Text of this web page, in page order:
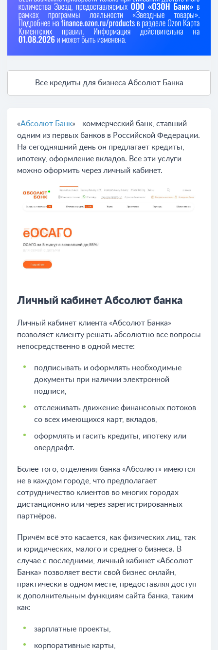
Все кредиты для бизнеса Абсолют Банка
«Абсолют Банк» - коммерческий банк, ставший
одним из первых банков в Российской Федерации.
На сегодняшний день он предлагает кредиты,
ипотеку, оформление вкладов. Все эти услуги
можно оформить через личный кабинет.
Личный кабинет Абсолют банка
Личный кабинет клиента «Абсолют Банка»
позволяет клиенту решать абсолютно все вопросы
непосредственно в одной месте:
подписывать и оформлять необходимые
документы при наличии электронной
подписи,
отслеживать движение финансовых потоков
со всех имеющихся карт, вкладов,
оформлять и гасить кредиты, ипотеку или
овердрафт.
Более того, отделения банка «Абсолют» имеются
не в каждом городе, что предполагает
сотрудничество клиентов во многих городах
дистанционно или через зарегистрированных
партнёров.
Причём всё это касается, как физических лиц, так
и юридических, малого и среднего бизнеса. В
случае с последними, личный кабинет «Абсолют
Банка» позволяет вести свой бизнес онлайн,
практически в одном месте, предоставляя доступ
к дополнительным функциям сайта банка, таким
как:
зарплатные проекты,
корпоративные карты,